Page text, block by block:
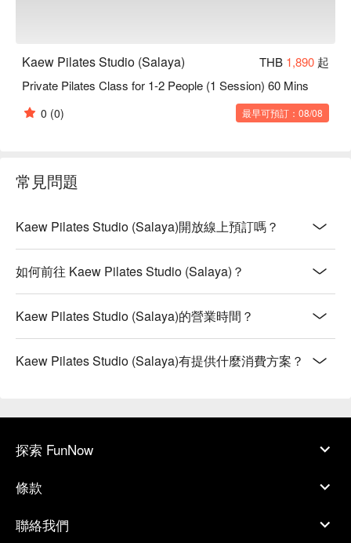
Kaew Pilates Studio (Salaya) THB 1,890 起
Private Pilates Class for 1-2 People (1 Session) 60 Mins
0 (0) 最早可預訂：08/08
常見問題
Kaew Pilates Studio (Salaya)開放線上預訂嗎？
如何前往 Kaew Pilates Studio (Salaya)？
Kaew Pilates Studio (Salaya)的營業時間？
Kaew Pilates Studio (Salaya)有提供什麼消費方案？
探索 FunNow
條款
聯絡我們